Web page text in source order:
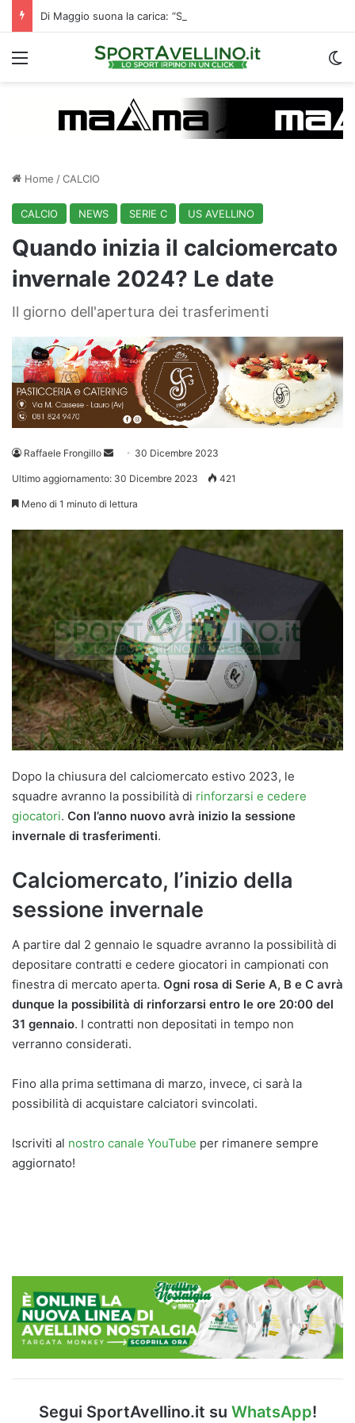
Menu
Home /CALCIO
CALCIO NEWS SERIE C US AVELLINO
Quando inizia il calciomercato
invernale 2024? Le date
Il giorno dell'apertura dei trasferimenti
Raffaele Frongillo
Invia 30 Dicembre 2023
Ultimo aggiornamento: 30 Dicembre 2023 421
Meno di 1 minuto di lettura
Dopo la chiusura del calciomercato estivo 2023, le
squadre avranno la possibilità di rinforzarsi e cedere
giocatori. Con l’anno nuovo avrà inizio la sessione
invernale di trasferimenti.
Calciomercato, l’inizio della
sessione invernale
A partire dal 2 gennaio le squadre avranno la possibilità di
depositare contratti e cedere giocatori in campionati con
finestra di mercato aperta. Ogni rosa di Serie A, B e C avrà
dunque la possibilità di rinforzarsi entro le ore 20:00 del
31 gennaio. I contratti non depositati in tempo non
verranno considerati.
Fino alla prima settimana di marzo, invece, ci sarà la
possibilità di acquistare calciatori svincolati.
Iscriviti al nostro canale YouTube per rimanere sempre
aggiornato!
Segui SportAvellino.it su WhatsApp!